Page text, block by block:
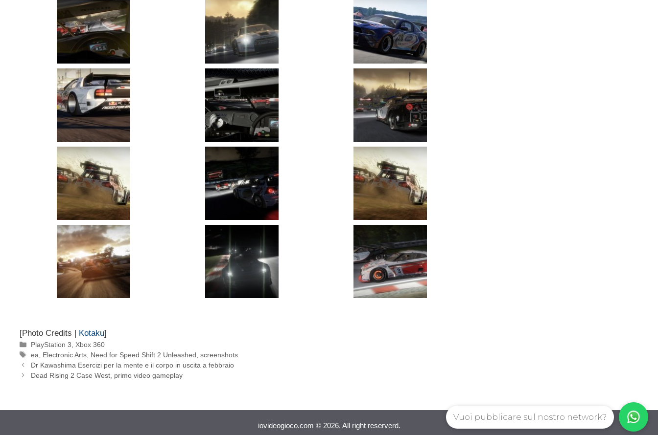
[Photo Credits | Kotaku]
Categorie
PlayStation 3
Xbox 360
Tag
ea Electronic Arts Need for Speed Shift 2 Unleashed ,screenshots
Dr Kawashima Esercizi per la mente e il corpo in uscita a febbraio
Dead Rising 2 Case West, primo video gameplay
iovideogioco.com © 2026. All right reserverd.
Vuoi pubblicare sul nostro network?